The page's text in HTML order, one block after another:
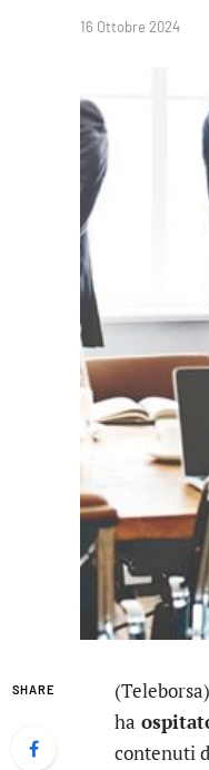
16 Ottobre 2024
SHARE
ha
contenuti